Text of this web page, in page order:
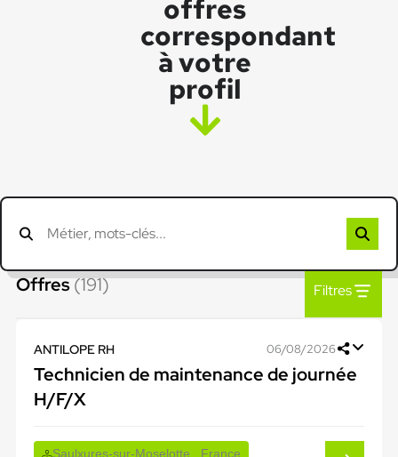
offres
correspondant
à votre
profil
Offres(191) Filtres
ANTILOPE RH 06/08/2026
Technicien de maintenance de journée
H/F/X
Saulxures-sur-Moselotte , France